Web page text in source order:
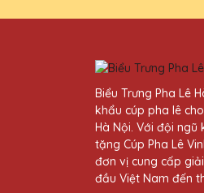
Biểu Trưng Pha Lê
khẩu cúp pha lê
Hà Nội. Với đội ngũ
tặng Cúp Pha Lê
đơn vị cung cấp
đầu Việt Nam đến